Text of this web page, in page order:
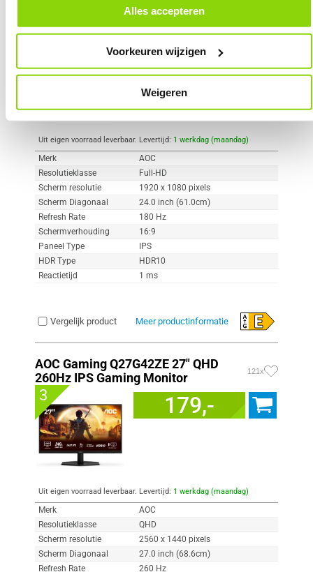
door in de footer van onze website te klikken op ‘Cookievoorkeuren’
Alles accepteren
Voorkeuren wijzigen
Weigeren
AOC C24G42E 24" Full-HD 180Hz
IPS Gaming Monitor
109,-
Uit eigen voorraad leverbaar. Levertijd: 1 werkdag (maandag)
Merk
AOC
Resolutieklasse
Full-HD
Scherm resolutie
1920 x 1080 pixels
Scherm Diagonaal
24.0 inch (61.0cm)
Refresh Rate
180 Hz
Schermverhouding
16:9
Paneel Type
IPS
HDR Type
HDR10
Reactietijd
1 ms
Vergelijk product Meer productinformatie
AOC Gaming Q27G42ZE 27" QHD
260Hz IPS Gaming Monitor
121x
3 179,-
Uit eigen voorraad leverbaar. Levertijd: 1 werkdag (maandag)
Merk
AOC
Resolutieklasse
QHD
Scherm resolutie
2560 x 1440 pixels
Scherm Diagonaal
27.0 inch (68.6cm)
Refresh Rate
260 Hz